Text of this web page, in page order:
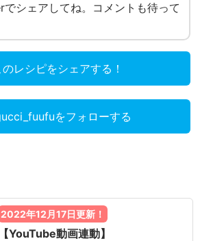
シェアしてね。コメントも待って
のレシピをシェアする！
をフォローする
2022年12月17日更新！
【YouTube動画連動】